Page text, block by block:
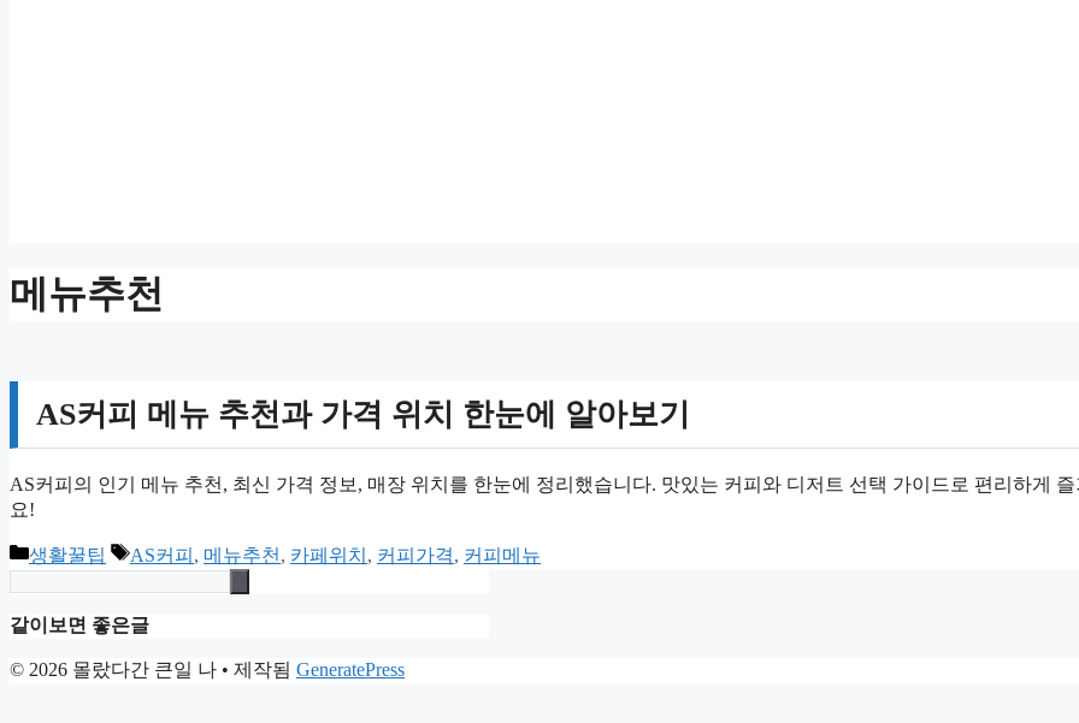
메뉴추천
AS커피 메뉴 추천과 가격 위치 한눈에 알아보기
AS커피의 인기 메뉴 추천, 최신 가격 정보, 매장 위치를 한눈에 정리했습니다. 맛있는 커피와 디저트 선택 가이드로 편리하게
요!
카
테
리
생활꿀팁
태
그
AS커피 , 메뉴추천 , 카페위치 , 커피가격, 커피메뉴
같이보면 좋은글
© 2026 몰랐다간 큰일 나 • 제작됨 GeneratePress